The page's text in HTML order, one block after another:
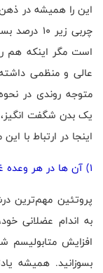
این را همیشه در
چربی زیر
است مگر اینکه هم
عالی و منظمی
متوجه روندی در
اینجا در ارتباط با
1) آن ها در هر وعده غذایی پروتئین می‌خورند
پروتئین مهم‌ترین
به اندام عضلانی
افزایش متابولیسم